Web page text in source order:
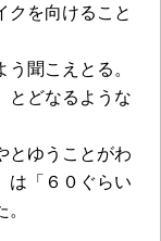
クを向けること
聞こえとる。
とどなるような
とゆうことがわ
は「６０ぐらい